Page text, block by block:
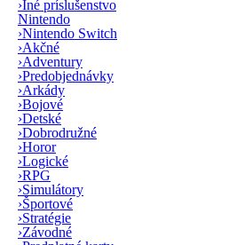
›Iné príslušenstvo
Nintendo
›Nintendo Switch
›Akčné
›Adventury
›Predobjednávky
›Arkády
›Bojové
›Detské
›Dobrodružné
›Horor
›Logické
›RPG
›Simulátory
›Športové
›Stratégie
›Závodné